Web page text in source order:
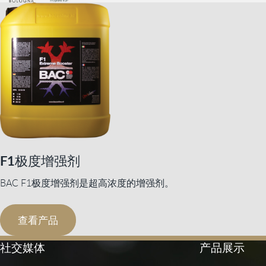
F1极度增强剂
BAC F1极度增强剂是超高浓度的增强剂。
查看产品
社交媒体 产品展示